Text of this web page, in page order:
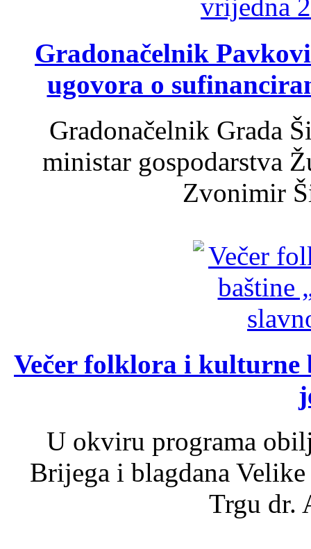
Gradonačelnik
ugovora o
Gradonačelnik Grada
ministar gospodarstva
Zvonimir
Večer folklora i kulturne
U okviru programa
Brijega i blagdana
Trgu dr.